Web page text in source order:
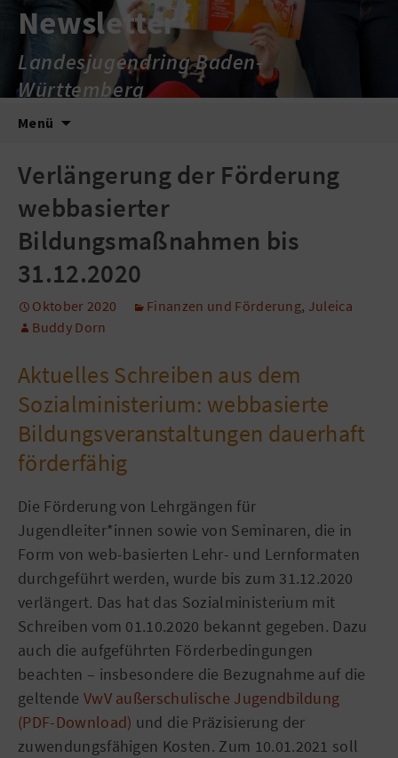
Newsletter
Landesjugendring Baden-
Württemberg
Menü
springen
Verlängerung der Förderung
webbasierter
Bildungsmaßnahmen bis
31.12.2020
Oktober 2020 Finanzen und Förderung, Juleica
Buddy Dorn
Aktuelles Schreiben aus dem
Sozialministerium: webbasierte
Bildungsveranstaltungen dauerhaft
förderfähig
Die Förderung von Lehrgängen für
Jugendleiter*innen sowie von Seminaren, die in
Form von web-basierten Lehr- und Lernformaten
durchgeführt werden, wurde bis zum 31.12.2020
verlängert. Das hat das Sozialministerium mit
Schreiben vom 01.10.2020 bekannt gegeben. Dazu
auch die aufgeführten Förderbedingungen
beachten – insbesondere die Bezugnahme auf die
geltende VwV außerschulische Jugendbildung
(PDF-Download) und die Präzisierung der
zuwendungsfähigen Kosten. Zum 10.01.2021 soll